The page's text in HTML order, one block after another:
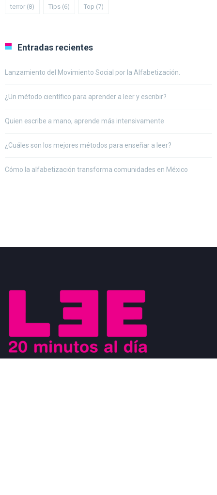
terror (8) Tips (6) Top (7)
Entradas recientes
Lanzamiento del Movimiento Social por la Alfabetización.
¿Un método científico para aprender a leer y escribir?
Quien escribe a mano, aprende más intensivamente
¿Cuáles son los mejores métodos para enseñar a leer?
Cómo la alfabetización transforma comunidades en México